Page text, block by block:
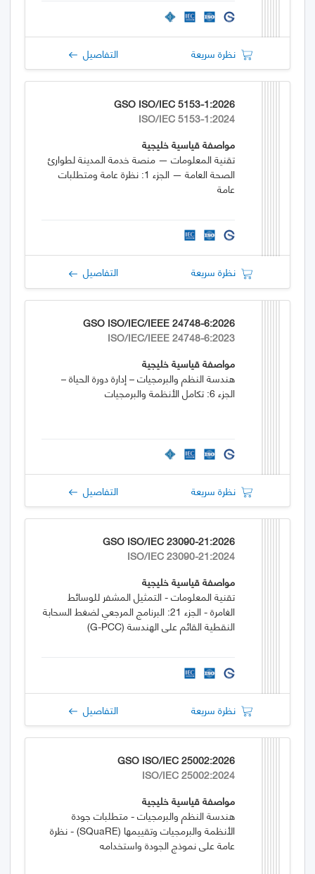
نظرة سريعة التفاصيل
GSO ISO/IEC 5153-1:2026
ISO/IEC 5153-1:2024
مواصفة قياسية خليجية
تقنية المعلومات — منصة خدمة المدينة لطوارئ
الصحة العامة — الجزء 1: نظرة عامة ومتطلبات
عامة
نظرة سريعة التفاصيل
GSO ISO/IEC/IEEE 24748-6:2026
ISO/IEC/IEEE 24748-6:2023
مواصفة قياسية خليجية
هندسة النظم والبرمجيات – إدارة دورة الحياة –
الجزء 6: تكامل الأنظمة والبرمجيات
نظرة سريعة التفاصيل
GSO ISO/IEC 23090-21:2026
ISO/IEC 23090-21:2024
مواصفة قياسية خليجية
تقنية المعلومات - التمثيل المشفر للوسائط
الغامرة - الجزء 21: البرنامج المرجعي لضغط السحابة
النقطية القائم على الهندسة (G-PCC)
نظرة سريعة التفاصيل
GSO ISO/IEC 25002:2026
ISO/IEC 25002:2024
مواصفة قياسية خليجية
هندسة النظم والبرمجيات - متطلبات جودة
الأنظمة والبرمجيات وتقييمها (SQuaRE) - نظرة
عامة على نموذج الجودة واستخدامه